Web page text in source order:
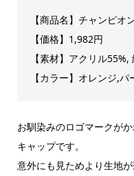
【商品名】チャンピオ
【価格】1,982円
【素材】アクリル55%,
【カラー】オレンジ,
お馴染みのロゴマークが
キャップです。
意外にも見ためより生地